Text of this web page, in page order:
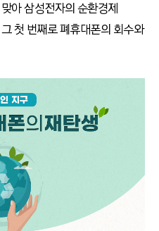
아 삼성전자의 순환경제
첫 번째로 폐휴대폰의 회수와